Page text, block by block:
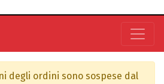
degli ordini sono sospese dal